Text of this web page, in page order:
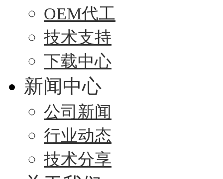
OEM代工
技术支持
下载中心
新闻中心
公司新闻
行业动态
技术分享